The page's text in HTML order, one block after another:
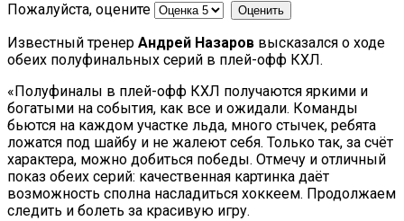
Пожалуйста, оцените
Известный тренер Андрей Назаров высказался о ходе
обеих полуфинальных серий в плей-офф КХЛ.
«Полуфиналы в плей-офф КХЛ получаются яркими и
богатыми на события, как все и ожидали. Команды
бьются на каждом участке льда, много стычек, ребята
ложатся под шайбу и не жалеют себя. Только так, за счёт
характера, можно добиться победы. Отмечу и отличный
показ обеих серий: качественная картинка даёт
возможность сполна насладиться хоккеем. Продолжаем
следить и болеть за красивую игру.